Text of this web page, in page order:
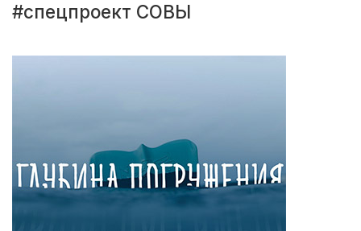
#спецпроект СОВЫ